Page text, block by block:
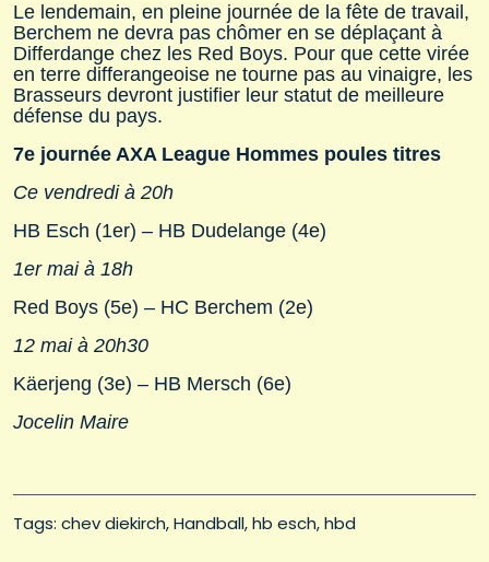
Le lendemain, en pleine journée de la fête de travail,
Berchem ne devra pas chômer en se déplaçant à
Differdange chez les Red Boys. Pour que cette virée
en terre differangeoise ne tourne pas au vinaigre, les
Brasseurs devront justifier leur statut de meilleure
défense du pays.
7e journée AXA League Hommes poules titres
Ce vendredi à 20h
HB Esch (1er) – HB Dudelange (4e)
1er mai à 18h
Red Boys (5e) – HC Berchem (2e)
12 mai à 20h30
Käerjeng (3e) – HB Mersch (6e)
Jocelin Maire
Tags: chev diekirch Handball hb esch hbd